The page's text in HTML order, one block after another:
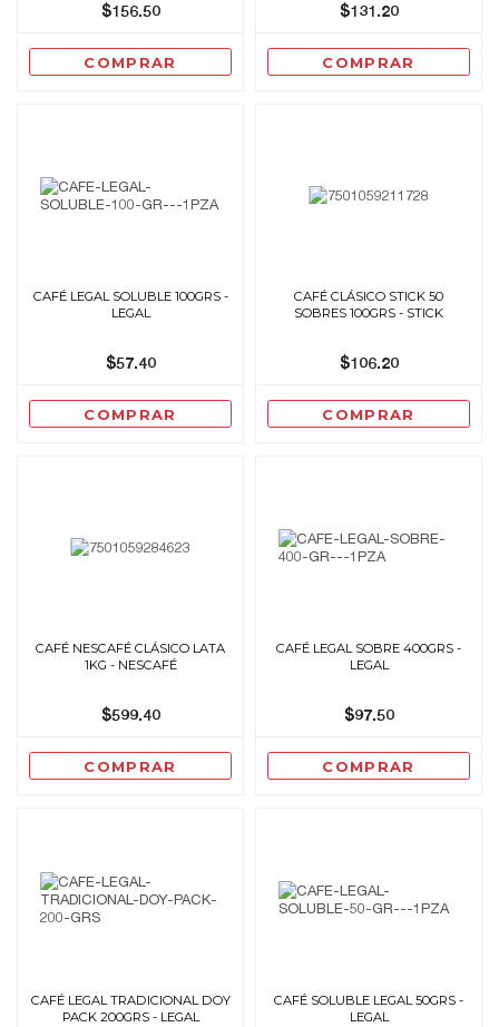
$156.50
COMPRAR
$131.20
COMPRAR
CAFÉ LEGAL SOLUBLE 100GRS -
LEGAL
$57.40
COMPRAR
CAFÉ CLÁSICO STICK 50
SOBRES 100GRS - STICK
$106.20
COMPRAR
CAFÉ NESCAFÉ CLÁSICO LATA
1KG - NESCAFÉ
$599.40
COMPRAR
CAFÉ LEGAL SOBRE 400GRS -
LEGAL
$97.50
COMPRAR
CAFÉ LEGAL TRADICIONAL DOY
PACK 200GRS - LEGAL
CAFÉ SOLUBLE LEGAL 50GRS -
LEGAL